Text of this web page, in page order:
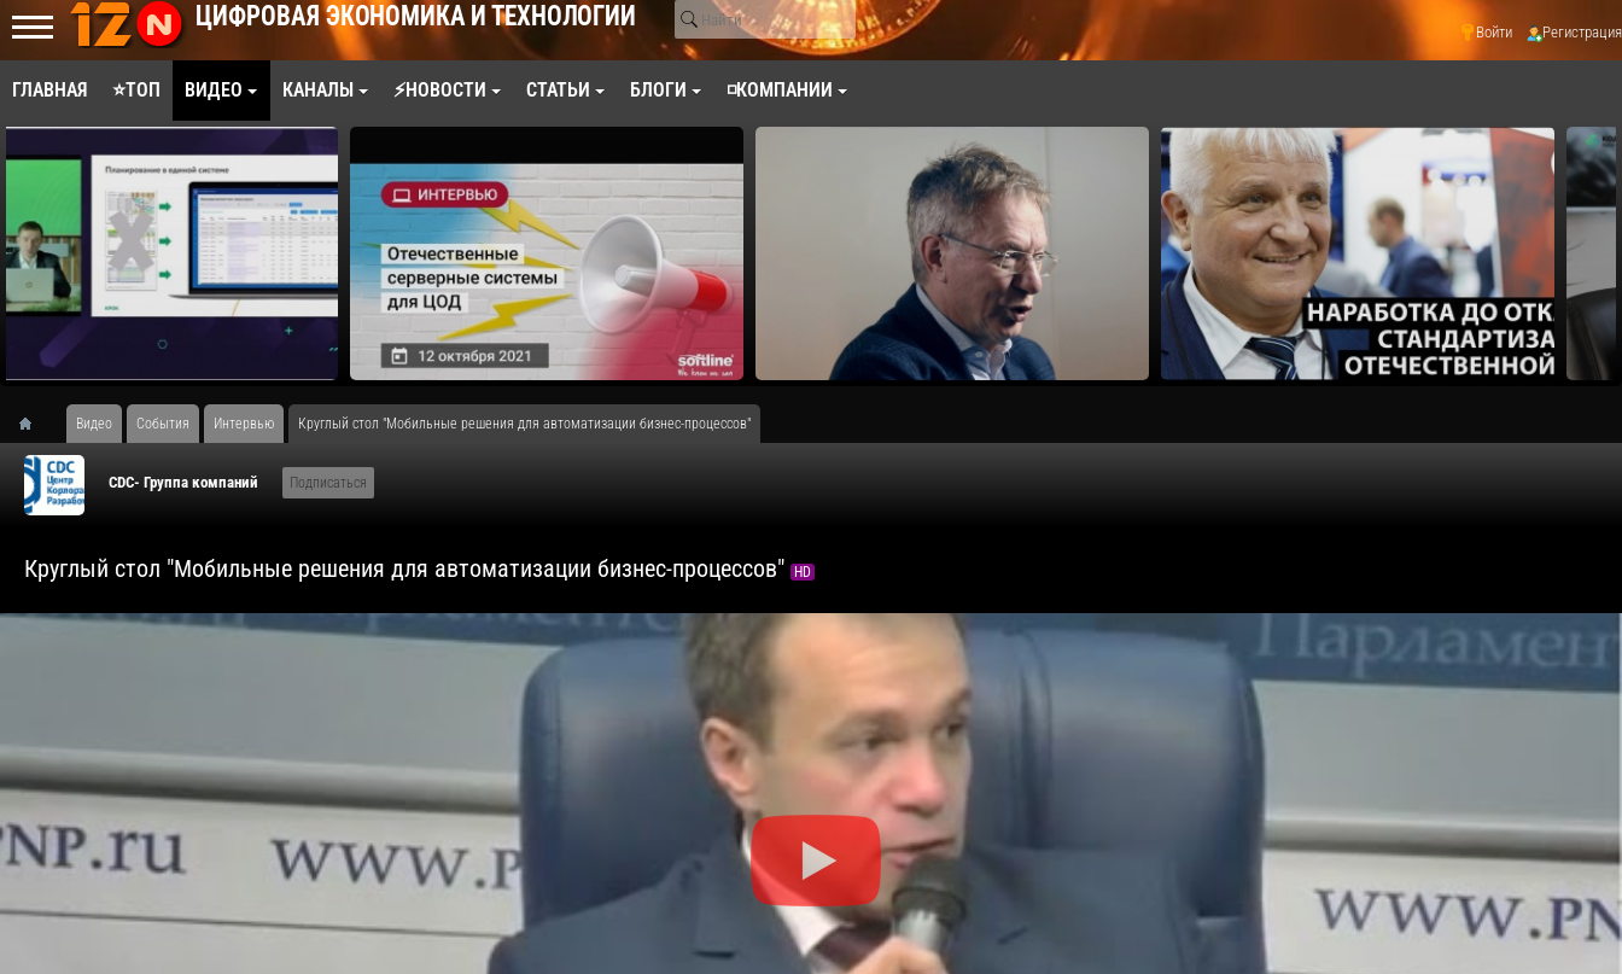
ЦИФРОВАЯ ЭКОНОМИКА И ТЕХНОЛОГИИ Войти Регистрация
ГЛАВНАЯ ⭐ТОП ВИДЕО КАНАЛЫ ⚡НОВОСТИ СТАТЬИ БЛОГИ ◽КОМПАНИИ
Видео События Интервью Круглый стол "Мобильные решения для автоматизации бизнес-процессов"
CDC- Группа компаний Подписаться
Круглый стол "Мобильные решения для автоматизации бизнес-процессов" HD